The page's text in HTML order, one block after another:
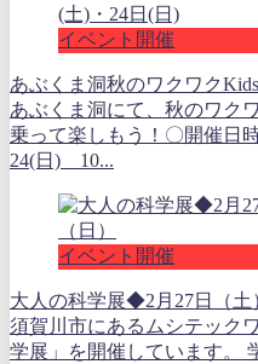
イベント開催
あぶくま洞秋のワクワク
あぶくま洞にて、秋のワク
乗って楽しもう！〇開催日
24(日) 10...
イベント開催
大人の科学展◆2月27日（土
須賀川市にあるムシテック
学展」を開催しています。